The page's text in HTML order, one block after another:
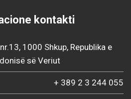
kontakti
1000 Shkup, Republika e
së Veriut
+ 389 2 3 244 055